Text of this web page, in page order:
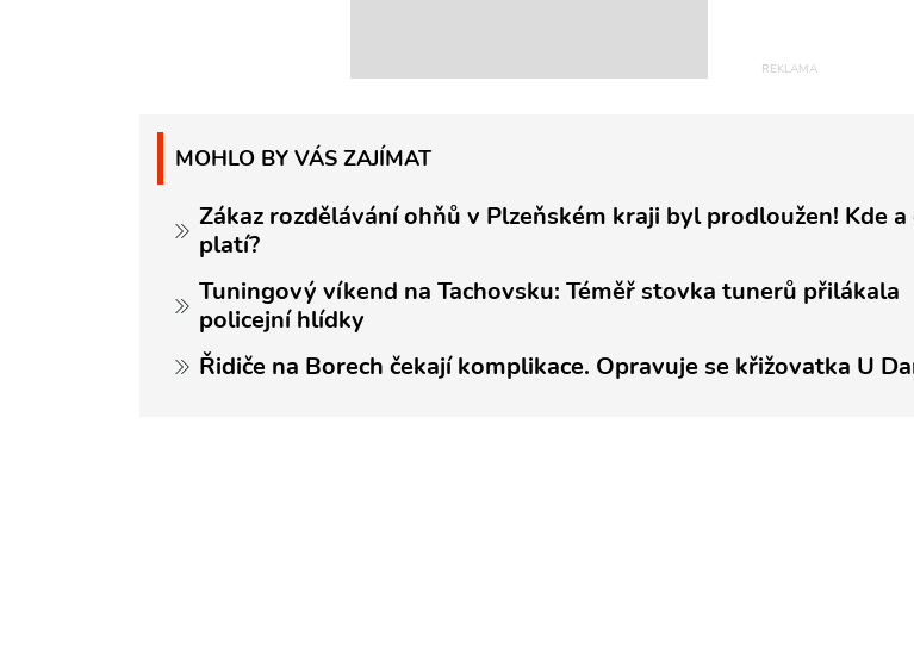
MOHLO BY VÁS ZAJÍMAT
Zákaz rozdělávání ohňů v Plzeňském kraji byl prodloužen! Kde
platí?
Tuningový víkend na Tachovsku: Téměř stovka tunerů přilákala
policejní hlídky
Řidiče na Borech čekají komplikace. Opravuje se křižovatka U